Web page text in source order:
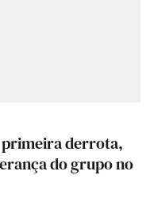
derrota,
do grupo no